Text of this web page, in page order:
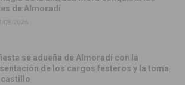
de Almoradí
08/2026
se adueña de Almoradí con la
de los cargos festeros y la toma
castillo